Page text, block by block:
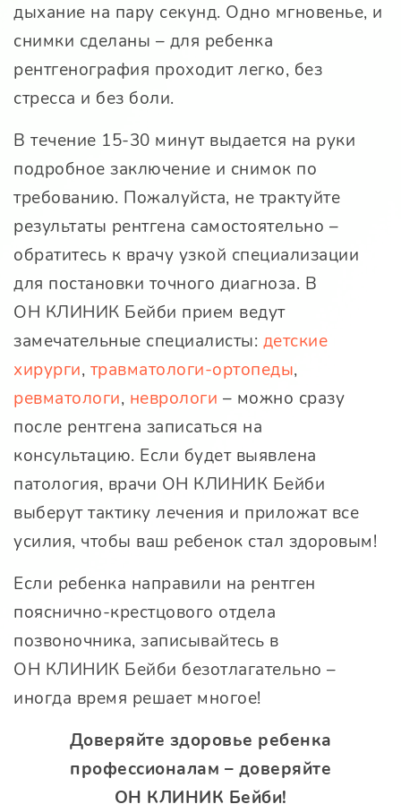
дыхание на пару секунд. Одно мгновенье, и
снимки сделаны – для ребенка
рентгенография проходит легко, без
стресса и без боли.
В течение 15-30 минут выдается на руки
подробное заключение и снимок по
требованию. Пожалуйста, не трактуйте
результаты рентгена самостоятельно –
обратитесь к врачу узкой специализации
для постановки точного диагноза. В
ОН КЛИНИК Бейби прием ведут
замечательные специалисты: детские
хирурги, травматологи-ортопеды,
ревматологи, неврологи – можно сразу
после рентгена записаться на
консультацию. Если будет выявлена
патология, врачи ОН КЛИНИК Бейби
выберут тактику лечения и приложат все
усилия, чтобы ваш ребенок стал здоровым!
Если ребенка направили на рентген
пояснично-крестцового отдела
позвоночника, записывайтесь в
ОН КЛИНИК Бейби безотлагательно –
иногда время решает многое!
Доверяйте здоровье ребенка
профессионалам – доверяйте
ОН КЛИНИК Бейби!